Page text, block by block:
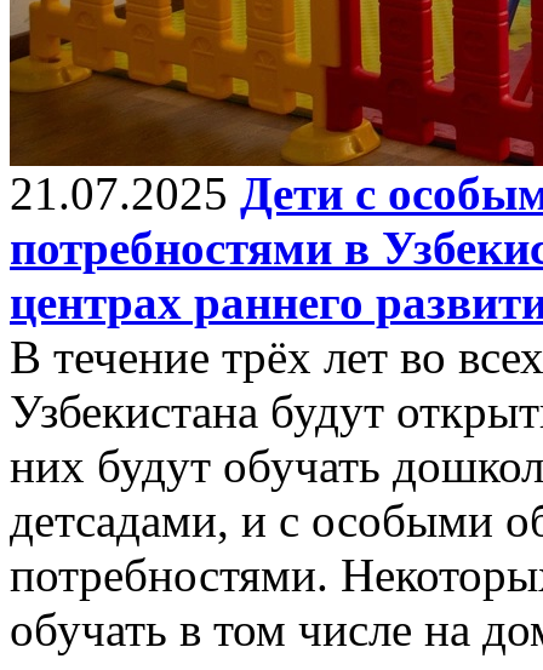
21.07.2025 Дети с
потребностями в
центрах раннего
В течение трёх лет во
Узбекистана будут
них будут обучать
детсадами, и с особыми
потребностями.
обучать в том числе на